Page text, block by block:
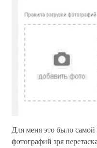
Для меня это было
фотографий зря